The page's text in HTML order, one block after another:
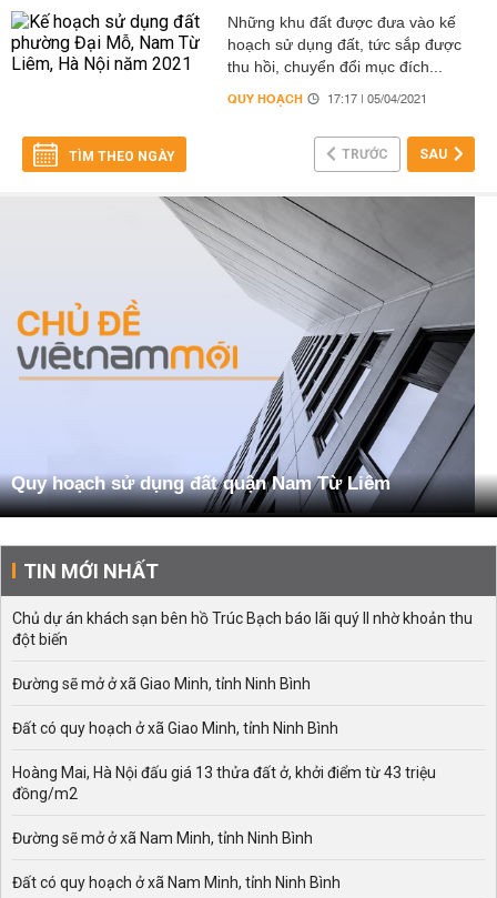
Những khu đất được đưa vào kế
hoạch sử dụng đất, tức sắp được
thu hồi, chuyển đổi mục đích...
QUY HOẠCH 17:17 | 05/04/2021
TÌM THEO NGÀY TRƯỚC SAU
Quy hoạch sử dụng đất quận Nam Từ Liêm
TIN MỚI NHẤT
Chủ dự án khách sạn bên hồ Trúc Bạch báo lãi quý II nhờ khoản thu
đột biến
Đường sẽ mở ở xã Giao Minh, tỉnh Ninh Bình
Đất có quy hoạch ở xã Giao Minh, tỉnh Ninh Bình
Hoàng Mai, Hà Nội đấu giá 13 thửa đất ở, khởi điểm từ 43 triệu
đồng/m2
Đường sẽ mở ở xã Nam Minh, tỉnh Ninh Bình
Đất có quy hoạch ở xã Nam Minh, tỉnh Ninh Bình